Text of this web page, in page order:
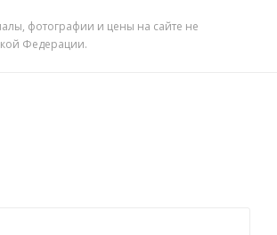
фотографии и цены на сайте не
Федерации.